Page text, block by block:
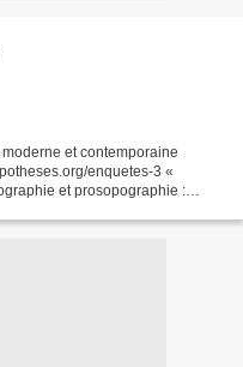
et contemporaine
enquetes-3 «
et prosopographie :